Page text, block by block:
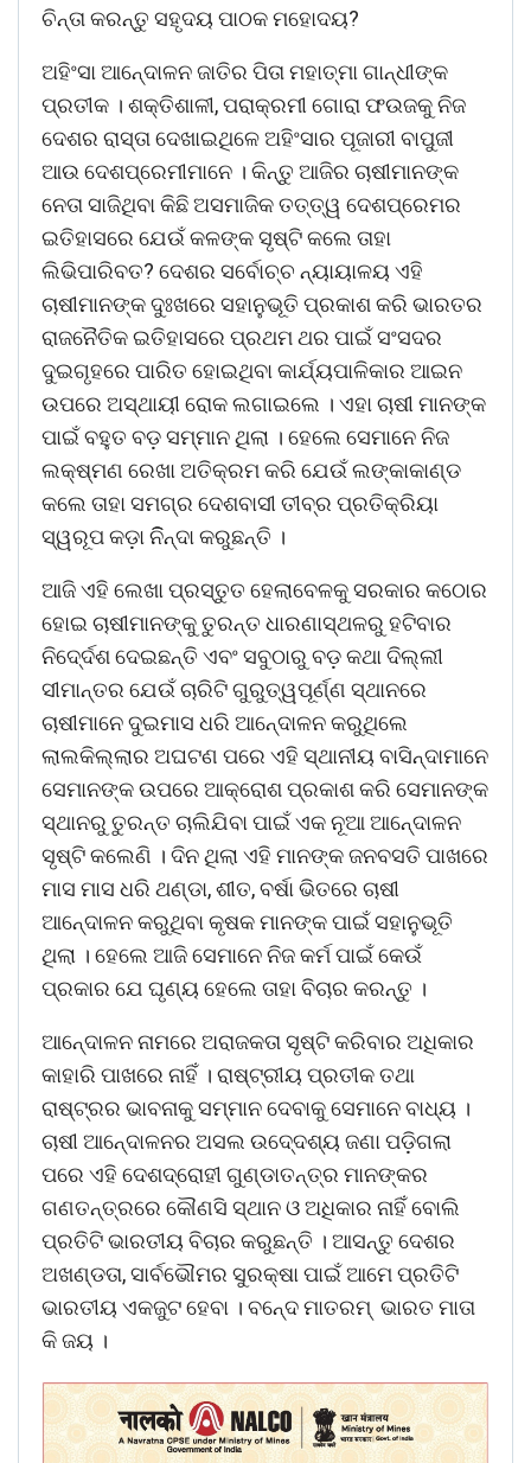
ଚିନ୍ତା କରନ୍ତୁ ସହୃଦୟ ପାଠକ ମହୋଦୟ?
ଅହିଂସା ଆନେ୍ଦାଳନ ଜାତିର ପିତା ମହାତ୍ମା ଗାନ୍ଧୀଙ୍କ
ପ୍ରତୀକ । ଶକ୍ତିଶାଳୀ, ପରାକ୍ରମୀ ଗୋରା ଫଉଜକୁ ନିଜ
ଦେଶର ରାସ୍ତା ଦେଖାଇଥିଳେ ଅହିଂସାର ପୂଜାରୀ ବାପୁଜୀ
ଆଉ ଦେଶପ୍ରେମୀମାନେ । କିନ୍ତୁ ଆଜିର ଚାଷୀମାନଙ୍କ
ନେତା ସାଜିଥିବା କିଛି ଅସମାଜିକ ତତ୍ତ୍ୱ ଦେଶପ୍ରେମର
ଇତିହାସରେ ଯେଉଁ କଳଙ୍କ ସୃଷ୍ଟି କଲେ ତାହା
ଲିଭିପାରିବତ? ଦେଶର ସର୍ବୋଚ୍ଚ ନ୍ୟାୟାଳୟ ଏହି
ଚାଷୀମାନଙ୍କ ଦୁଃଖରେ ସହାନୁଭୂତି ପ୍ରକାଶ କରି ଭାରତର
ରାଜନୈତିକ ଇତିହାସରେ ପ୍ରଥମ ଥର ପାଇଁ ସଂସଦର
ଦୁଇଗୃହରେ ପାରିତ ହୋଇଥିବା କାର୍ଯ୍ୟପାଳିକାର ଆଇନ
ଉପରେ ଅସ୍ଥାୟୀ ରୋକ ଲଗାଇଲେ । ଏହା ଚାଷୀ ମାନଙ୍କ
ପାଇଁ ବହୁତ ବଡ଼ ସମ୍ମାନ ଥିଲା । ହେଲେ ସେମାନେ ନିଜ
ଲକ୍ଷ୍ମଣ ରେଖା ଅତିକ୍ରମ କରି ଯେଉଁ ଲଙ୍କାକାଣ୍ଡ
କଲେ ତାହା ସମଗ୍ର ଦେଶବାସୀ ତୀବ୍ର ପ୍ରତିକ୍ରିୟା
ସ୍ୱରୂପ କଡ଼ା ନିିନ୍ଦା କରୁଛନ୍ତି ।
ଆଜି ଏହି ଲେଖା ପ୍ରସ୍ତୁତ ହେଲାବେଳକୁ ସରକାର କଠୋର
ହୋଇ ଚାଷୀମାନଙ୍କୁ ତୁରନ୍ତ ଧାରଣାସ୍ଥଳରୁ ହଟିବାର
ନିଦେ୍ର୍ଦଶ ଦେଇଛନ୍ତି ଏବଂ ସବୁଠାରୁ ବଡ଼ କଥା ଦିଲ୍ଲୀ
ସୀମାନ୍ତର ଯେଉଁ ଚାରିଟି ଗୁରୁତ୍ୱପୂର୍ଣ୍ଣ ସ୍ଥାନରେ
ଚାଷୀମାନେ ଦୁଇମାସ ଧରି ଆନେ୍ଦାଳନ କରୁଥିଲେ
ଲାଲକିଲ୍ଲାର ଅଘଟଣ ପରେ ଏହି ସ୍ଥାନୀୟ ବାସିନ୍ଦାମାନେ
ସେମାନଙ୍କ ଉପରେ ଆକ୍ରୋଶ ପ୍ରକାଶ କରି ସେମାନଙ୍କ
ସ୍ଥାନରୁ ତୁରନ୍ତ ଚାଲିଯିବା ପାଇଁ ଏକ ନୂଆ ଆନେ୍ଦାଳନ
ସୃଷ୍ଟି କଲେଣି । ଦିନ ଥିଲା ଏହି ମାନଙ୍କ ଜନବସତି ପାଖରେ
ମାସ ମାସ ଧରି ଥଣ୍ଡା, ଶୀତ, ବର୍ଷା ଭିତରେ ଚାଷୀ
ଆନେ୍ଦାଳନ କରୁଥିବା କୃଷକ ମାନଙ୍କ ପାଇଁ ସହାନୁଭୂତି
ଥିଲା । ହେଲେ ଆଜି ସେମାନେ ନିଜ କର୍ମ ପାଇଁ କେଉଁ
ପ୍ରକାର ଯେ ଘୃଣ୍ୟ ହେଲେ ତାହା ବିଚାର କରନ୍ତୁ ।
ଆନେ୍ଦାଳନ ନାମରେ ଅରାଜକତା ସୃଷ୍ଟି କରିବାର ଅଧିକାର
କାହାରି ପାଖରେ ନାହିଁ । ରାଷ୍ଟ୍ରୀୟ ପ୍ରତୀକ ତଥା
ରାଷ୍ଟ୍ରର ଭାବନାକୁ ସମ୍ମାନ ଦେବାକୁ ସେମାନେ ବାଧ୍ୟ ।
ଚାଷୀ ଆନେ୍ଦାଳନର ଅସଲ ଉଦେ୍ଦଶ୍ୟ ଜଣା ପଡ଼ିଗଲା
ପରେ ଏହି ଦେଶଦ୍ରୋହୀ ଗୁଣ୍ଡାତନ୍ତ୍ର ମାନଙ୍କର
ଗଣତନ୍ତ୍ରରେ କୌଣସି ସ୍ଥାନ ଓ ଅଧିକାର ନାହିଁ ବୋଲି
ପ୍ରତିଟି ଭାରତୀୟ ବିଚାର କରୁଛନ୍ତି । ଆସନ୍ତୁ ଦେଶର
ଅଖଣ୍ଡତା, ସାର୍ବଭୌମର ସୁରକ୍ଷା ପାଇଁ ଆମେ ପ୍ରତିଟି
ଭାରତୀୟ ଏକଜୁଟ ହେବା । ବନେ୍ଦ ମାତରମ୍ ଭାରତ ମାତା
କି ଜୟ ।